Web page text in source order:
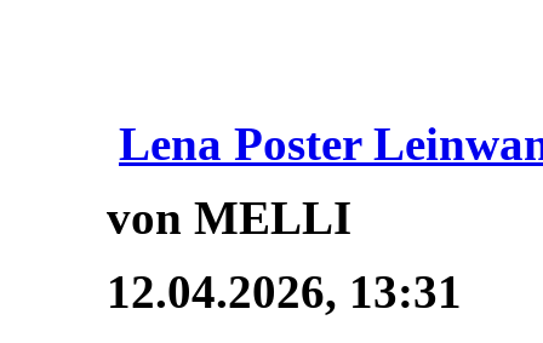
Lena Poster
von MELLI
12.04.2026, 13:31